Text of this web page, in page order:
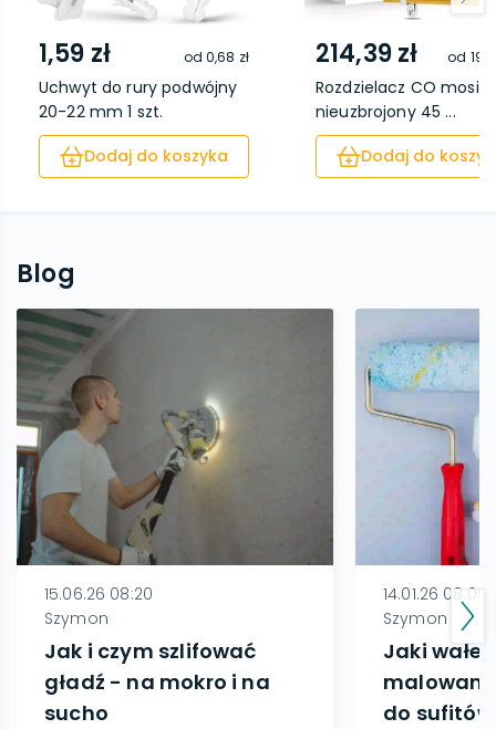
1,59 zł od0,68 zł
Uchwyt do rury podwójny
20-22 mm 1 szt.
Dodaj do koszyka
214,39 zł od
Rozdzielacz CO
nieuzbrojony 45 ...
Dodaj do
Blog
15.06.26 08:20
Szymon
Jak i czym szlifować
gładź - na mokro i na
sucho
14.01.26 08:05
Szymon
Jaki
do